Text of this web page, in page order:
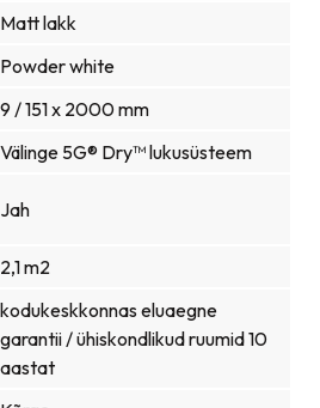
Matt lakk
Powder white
9 / 151 x 2000 mm
Välinge 5G® Dry™ lukusüsteem
Jah
2,1 m2
kodukeskkonnas eluaegne
garantii / ühiskondlikud ruumid 10
aastat